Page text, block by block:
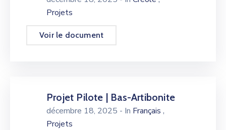
Projets
Voir le document
Projet Pilote | Bas-Artibonite
décembre 18, 2025 - In Français ,
Projets